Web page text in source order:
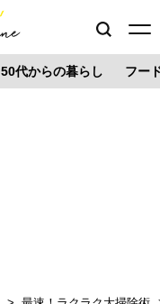
50代からの暮らし フー